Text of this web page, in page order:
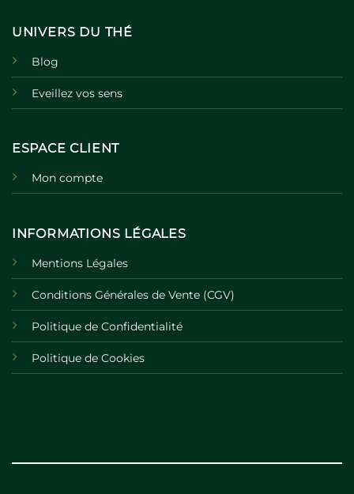
UNIVERS DU THÉ
Blog
Eveillez vos sens
ESPACE CLIENT
Mon compte
INFORMATIONS LÉGALES
Mentions Légales
Conditions Générales de Vente (CGV)
Politique de Confidentialité
Politique de Cookies